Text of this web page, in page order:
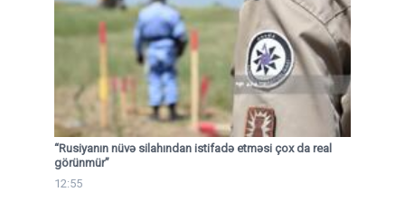
“Rusiyanın nüvə silahından istifadə etməsi çox da real
görünmür”
12:55